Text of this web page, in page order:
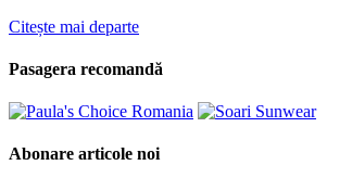
Citește mai departe
Pasagera recomandă
Abonare articole noi